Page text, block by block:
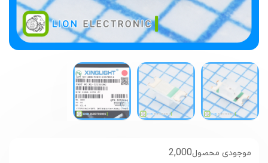
2,000موجودی محصول